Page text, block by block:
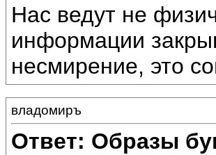
Нас ведут не
информации
несмирение, это
владомиръ
Ответ: Образы